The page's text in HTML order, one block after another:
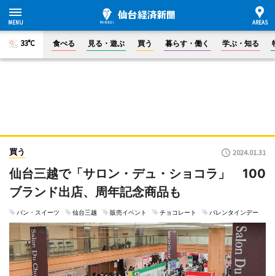
33°C 食べる 見る・遊ぶ 買う 暮らす・働く 学ぶ・知る
買う 2024.01.31
仙台三越で「サロン・デュ・ショコラ」 100
ブランド出店、周年記念商品も
パン・スイーツ 仙台三越 販売イベント チョコレート バレンタインデー